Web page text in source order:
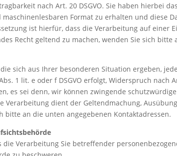
nach Art. 20 DSGVO. Sie haben hierbei
Format zu erhalten und diese
ist hierfür, dass die Verarbeitung auf
Recht geltend zu machen, wenden Sie sich
sich aus Ihrer besonderen Situation ergeben,
1 lit. e oder f DSGVO erfolgt, Widerspruch nach
es sei denn, wir können zwingende
Verarbeitung dient der Geltendmachung,
bitte an die unten angegebenen Kontaktadressen.
die Verarbeitung Sie betreffender